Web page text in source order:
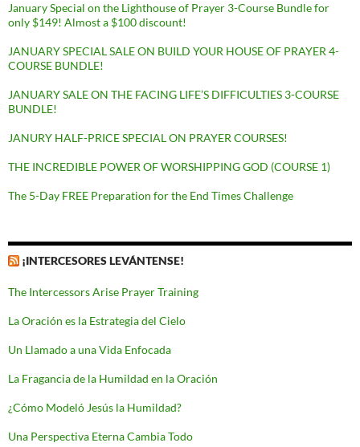
January Special on the Lighthouse of Prayer 3-Course Bundle for
only $149! Almost a $100 discount!
JANUARY SPECIAL SALE ON BUILD YOUR HOUSE OF PRAYER 4-
COURSE BUNDLE!
JANUARY SALE ON THE FACING LIFE’S DIFFICULTIES 3-COURSE
BUNDLE!
JANURY HALF-PRICE SPECIAL ON PRAYER COURSES!
THE INCREDIBLE POWER OF WORSHIPPING GOD (COURSE 1)
The 5-Day FREE Preparation for the End Times Challenge
¡INTERCESORES LEVÁNTENSE!
The Intercessors Arise Prayer Training
La Oración es la Estrategia del Cielo
Un Llamado a una Vida Enfocada
La Fragancia de la Humildad en la Oración
¿Cómo Modeló Jesús la Humildad?
Una Perspectiva Eterna Cambia Todo